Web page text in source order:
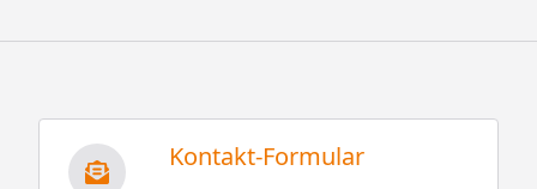
Kontakt-Formular